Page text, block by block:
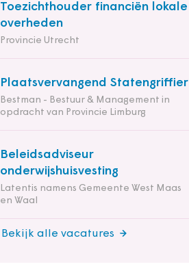
Toezichthouder financiën lokale
overheden
Provincie Utrecht
Plaatsvervangend Statengriffier
Bestman - Bestuur & Management in
opdracht van Provincie Limburg
Beleidsadviseur
onderwijshuisvesting
Latentis namens Gemeente West Maas
en Waal
Bekijk alle vacatures